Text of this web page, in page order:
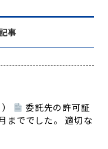
事
委託先の許可証
まででした。 適切な